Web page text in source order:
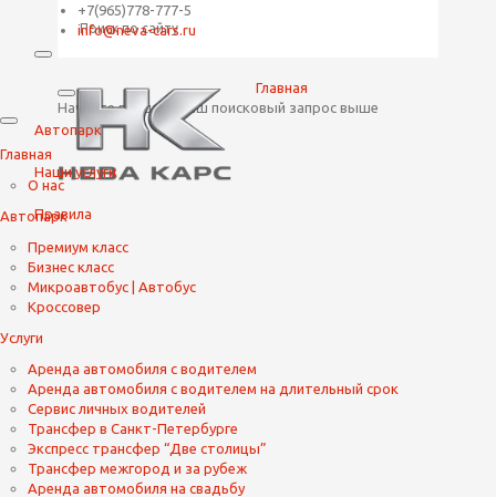
Начните вводить ваш поисковый запрос выше
Главная
О нас
Автопарк
Премиум класс
Бизнес класс
Микроавтобус | Автобус
Кроссовер
Услуги
Аренда автомобиля с водителем
Аренда автомобиля с водителем на длительный срок
Сервис личных водителей
Трансфер в Санкт-Петербурге
Экспресс трансфер “Две столицы”
Трансфер межгород и за рубеж
Аренда автомобиля на свадьбу
+7(965)778-777-5
info@neva-cars.ru
Главная
Автопарк
Наши услуги
Правила